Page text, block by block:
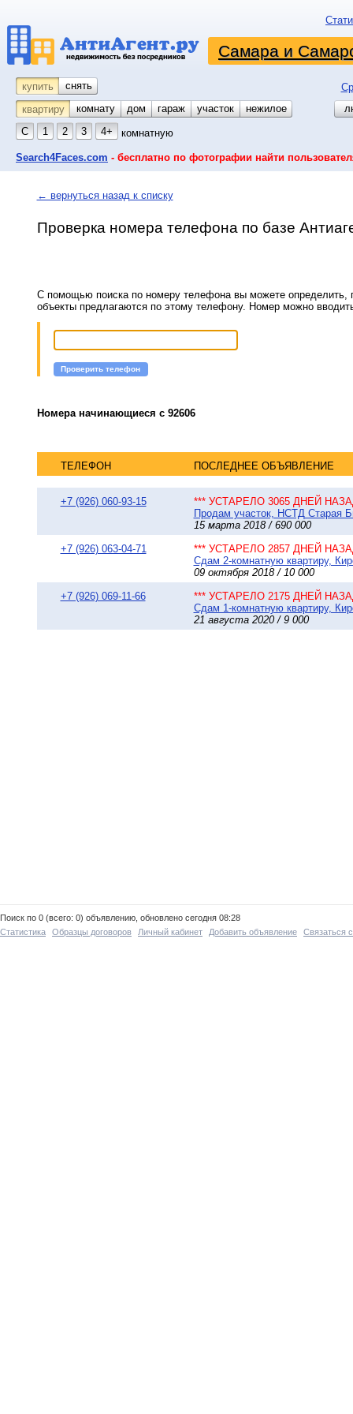
Самара и
купить снять
квартиру
комнату койко-место
дом гараж участок
нежилое
С
1 2 3 4+ комнатную
Search4Faces.com - бесплатно по фотографии найти
← вернуться назад к списку
Проверка номера телефона по базе
С помощью поиска по номеру телефона вы можете определить,
объекты предлагаются по этому телефону. Номер можно
Проверить телефон
Номера начинающиеся с 92606
ТЕЛЕФОН ПОСЛЕДНЕЕ ОБЪЯВЛЕНИЕ
+7 (926) 060-93-15
*** УСТАРЕЛО 3065 ДНЕЙ
Продам участок, НСТД Старая
15 марта 2018 / 690 000
+7 (926) 063-04-71
*** УСТАРЕЛО 2857 ДНЕЙ
Сдам 2-комнатную квартиру,
09 октября 2018 / 10 000
+7 (926) 069-11-66
*** УСТАРЕЛО 2175 ДНЕЙ
Сдам 1-комнатную квартиру,
21 августа 2020 / 9 000
Поиск по 0 (всего: 0) объявлению, обновлено сегодня 08:28
Статистика
Образцы договоров Личный кабинет Добавить объявление Связаться